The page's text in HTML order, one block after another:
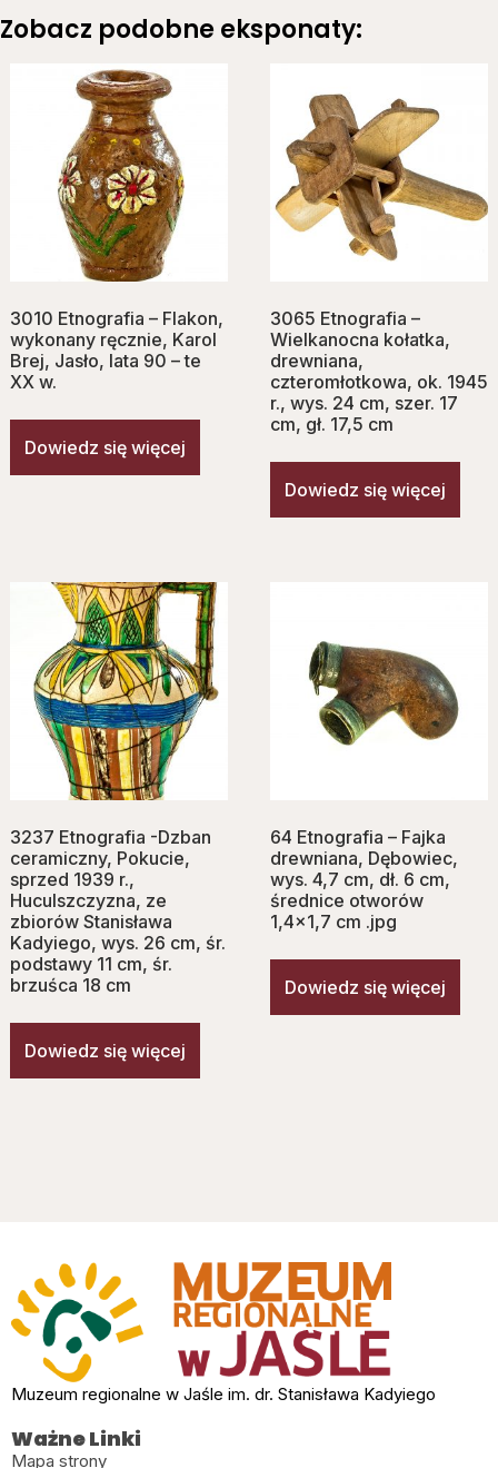
Zobacz podobne eksponaty:
3010 Etnografia – Flakon,
wykonany ręcznie, Karol
Brej, Jasło, lata 90 – te
XX w.
Dowiedz się więcej
3065 Etnografia –
Wielkanocna kołatka,
drewniana,
czteromłotkowa, ok. 1945
r., wys. 24 cm, szer. 17
cm, gł. 17,5 cm
Dowiedz się więcej
3237 Etnografia -Dzban
ceramiczny, Pokucie,
sprzed 1939 r.,
Huculszczyzna, ze
zbiorów Stanisława
Kadyiego, wys. 26 cm, śr.
podstawy 11 cm, śr.
brzuśca 18 cm
Dowiedz się więcej
64 Etnografia – Fajka
drewniana, Dębowiec,
wys. 4,7 cm, dł. 6 cm,
średnice otworów
1,4×1,7 cm .jpg
Dowiedz się więcej
Muzeum regionalne w Jaśle im. dr. Stanisława Kadyiego
Ważne Linki
Mapa strony